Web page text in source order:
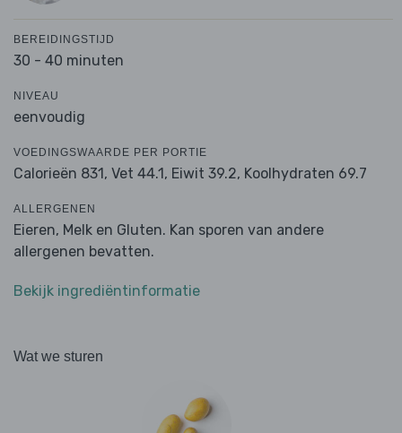
BEREIDINGSTIJD
30 - 40 minuten
NIVEAU
eenvoudig
VOEDINGSWAARDE PER PORTIE
Calorieën 831, Vet 44.1, Eiwit 39.2, Koolhydraten 69.7
ALLERGENEN
Eieren, Melk en Gluten. Kan sporen van andere
allergenen bevatten.
Bekijk ingrediëntinformatie
Wat we sturen